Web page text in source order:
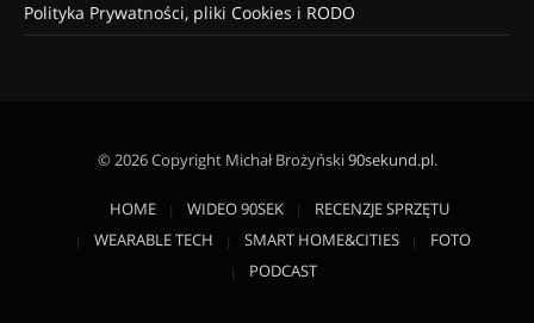
Polityka Prywatności, pliki Cookies i RODO
© 2026 Copyright Michał Brożyński90sekund.pl.
HOME WIDEO 90SEK
RECENZJE SPRZĘTU
WEARABLE TECH
SMART HOME&CITIES
FOTO
PODCAST